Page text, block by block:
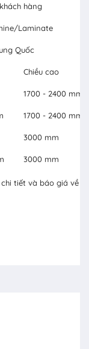
hàng
Laminate
Quốc
Chiều cao
1700 - 2400 mm
1700 - 2400 mm
3000 mm
3000 mm
tiết và báo giá về